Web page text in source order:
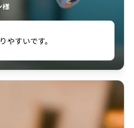
様
いただいているが、復習する
。
やすいです。